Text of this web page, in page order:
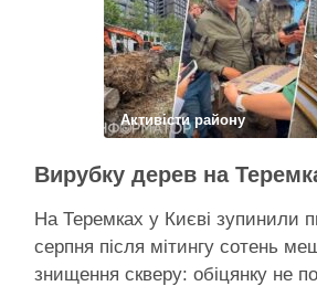
Активісти району
На Теремках у Києві зупинили
серпня після мітингу сотень
знищення скверу: обіцянку не